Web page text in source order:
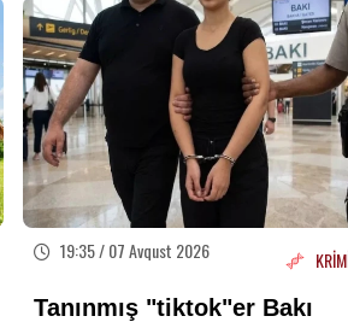
19:35 / 07 Avqust 2026
Tanınmış "tiktok"er Bakı